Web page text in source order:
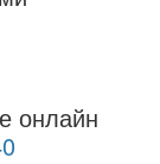
онлайн